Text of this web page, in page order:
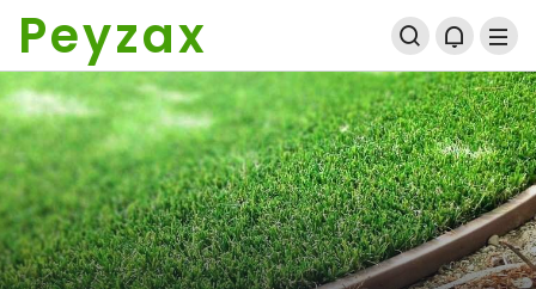
Peyzax